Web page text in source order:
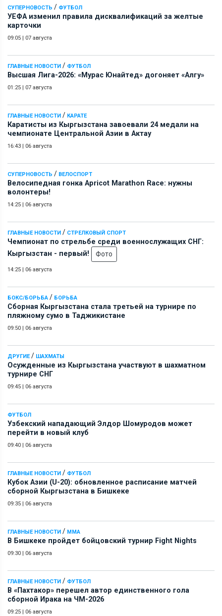
СУПЕРНОВОСТЬ / ФУТБОЛ
УЕФА изменил правила дисквалификаций за желтые
карточки
09:05 | 07 августа
ГЛАВНЫЕ НОВОСТИ / ФУТБОЛ
Высшая Лига-2026: «Мурас Юнайтед» догоняет «Алгу»
01:25 | 07 августа
ГЛАВНЫЕ НОВОСТИ / КАРАТЕ
Каратисты из Кыргызстана завоевали 24 медали на
чемпионате Центральной Азии в Актау
16:43 | 06 августа
СУПЕРНОВОСТЬ / ВЕЛОСПОРТ
Велосипедная гонка Apricot Marathon Race: нужны
волонтеры!
14:25 | 06 августа
ГЛАВНЫЕ НОВОСТИ / СТРЕЛКОВЫЙ СПОРТ
Чемпионат по стрельбе среди военнослужащих СНГ:
Кыргызстан - первый!
Фото
14:25 | 06 августа
БОКС/БОРЬБА / БОРЬБА
Сборная Кыргызстана стала третьей на турнире по
пляжному сумо в Таджикистане
09:50 | 06 августа
ДРУГИЕ/ ШАХМАТЫ
Осужденные из Кыргызстана участвуют в шахматном
турнире СНГ
09:45 | 06 августа
ФУТБОЛ
Узбекский нападающий Элдор Шомуродов может
перейти в новый клуб
09:40 | 06 августа
ГЛАВНЫЕ НОВОСТИ / ФУТБОЛ
Кубок Азии (U-20): обновленное расписание матчей
сборной Кыргызстана в Бишкеке
09:35 | 06 августа
ГЛАВНЫЕ НОВОСТИ / ММА
В Бишкеке пройдет бойцовский турнир Fight Nights
09:30 | 06 августа
ГЛАВНЫЕ НОВОСТИ / ФУТБОЛ
В «Пахтакор» перешел автор единственного гола
сборной Ирака на ЧМ-2026
09:25 | 06 августа